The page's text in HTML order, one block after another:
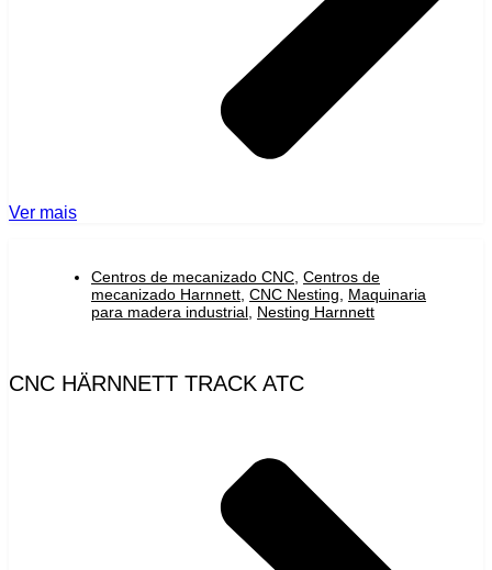
Ver mais
Centros de mecanizado CNC, Centros de
mecanizado Harnnett, CNC Nesting, Maquinaria
para madera industrial, Nesting Harnnett
CNC HÄRNNETT TRACK ATC